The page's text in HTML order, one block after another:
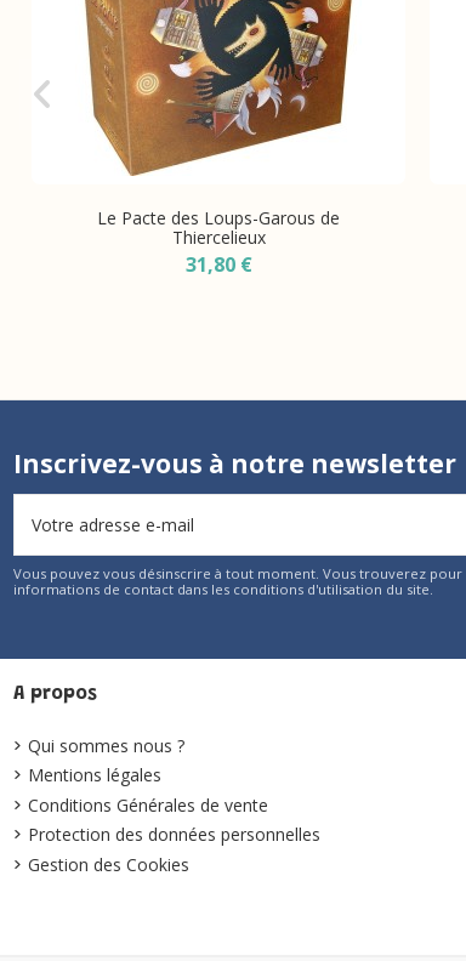
Le Pacte des Loups-Garous de
Thiercelieux
31,80 €
Inscrivez-vous à notre newsletter
Vous pouvez vous désinscrire à tout moment. Vous trouverez pour
informations de contact dans les conditions d'utilisation du site.
A propos
Qui sommes nous ?
Mentions légales
Conditions Générales de vente
Protection des données personnelles
Gestion des Cookies